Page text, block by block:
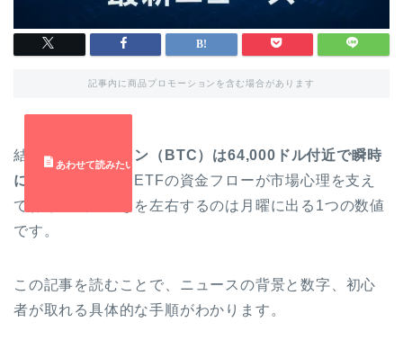
記事内に商品プロモーションを含む場合があります
結論：
ビットコイン（BTC）は64,000ドル付近で瞬時
に反発
しました。ETFの資金フローが市場心理を支え
ており、次の動きを左右するのは月曜に出る1つの数値
です。
この記事を読むことで、ニュースの背景と数字、初心
者が取れる具体的な手順がわかります。